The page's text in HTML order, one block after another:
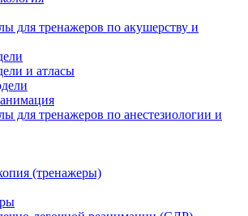
для тренажеров по акушерству и
и атласы
для тренажеров по анестезиологии и
(тренажеры)